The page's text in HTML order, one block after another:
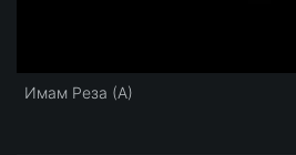
Имам Реза (А)